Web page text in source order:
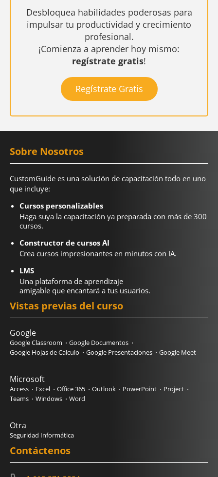
Desbloquea habilidades poderosas para
impulsar tu productividad y crecimiento
profesional.
¡Comienza a aprender hoy mismo:
regístrate gratis!
Regístrate Gratis
Sobre Nosotros
CustomGuide es una solución de capacitación todo en uno
que incluye:
Cursos personalizables
Haga suya la capacitación ya preparada con más de 300
cursos.
Constructor de cursos AI
Crea cursos impresionantes en minutos con IA.
LMS
Una plataforma de aprendizaje
amigable que encantará a tus usuarios.
Vistas previas del curso
Google
Google Classroom
Google Documentos
Google Hojas de Calculo
Google Presentaciones Google Meet
Microsoft
Access Excel Office 365 Outlook PowerPoint
Project
Teams
Windows Word
Otra
Seguridad Informática
Contáctenos